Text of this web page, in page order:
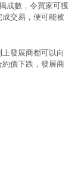
成數，令買家可獲
交易，便可能被
發展商都可以向
價下跌，發展商